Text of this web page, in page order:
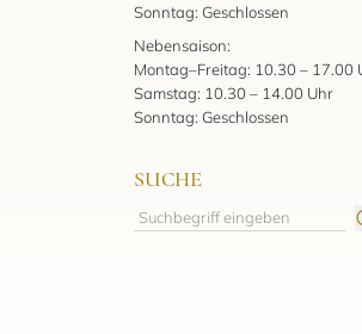
Sonntag: Geschlossen
Nebensaison:
Montag–Freitag: 10.30 – 17.00
Samstag: 10.30 – 14.00 Uhr
Sonntag: Geschlossen
SUCHE